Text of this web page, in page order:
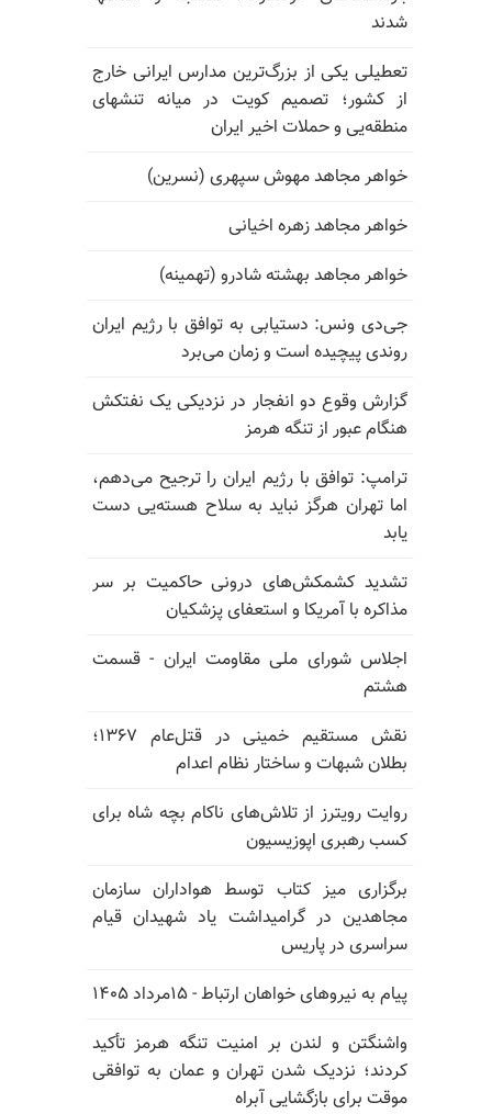
شدند
تعطیلی یکی از بزرگ‌ترین مدارس ایرانی خارج
از کشور؛ تصمیم کویت در میانه تنشهای
منطقه‌یی و حملات اخیر ایران
خواهر مجاهد مهوش سپهری (نسرین)
خواهر مجاهد زهره اخیانی
خواهر مجاهد بهشته شادرو (تهمینه)
جی‌دی ونس: دستیابی به توافق با رژیم ایران
روندی پیچیده است و زمان می‌برد
گزارش وقوع دو انفجار در نزدیکی یک نفتکش
هنگام عبور از تنگه هرمز
ترامپ: توافق با رژیم ایران را ترجیح می‌دهم،
اما تهران هرگز نباید به سلاح هسته‌یی دست
یابد
تشدید کشمکش‌های درونی حاکمیت بر سر
مذاکره با آمریکا و استعفای پزشکیان
اجلاس شورای ملی مقاومت ایران - قسمت
هشتم
نقش مستقیم خمینی در قتل‌عام ۱۳۶۷؛
بطلان شبهات و ساختار نظام اعدام
روایت رویترز از تلاش‌های ناکام بچه شاه برای
کسب رهبری اپوزیسیون
برگزاری میز کتاب توسط هواداران سازمان
مجاهدین در گرامیداشت یاد شهیدان قیام
سراسری در پاریس
پیام به نیروهای خواهان ارتباط - ۱۵مرداد ۱۴۰۵
واشنگتن و لندن بر امنیت تنگه هرمز تأکید
کردند؛ نزدیک شدن تهران و عمان به توافقی
موقت برای بازگشایی آبراه